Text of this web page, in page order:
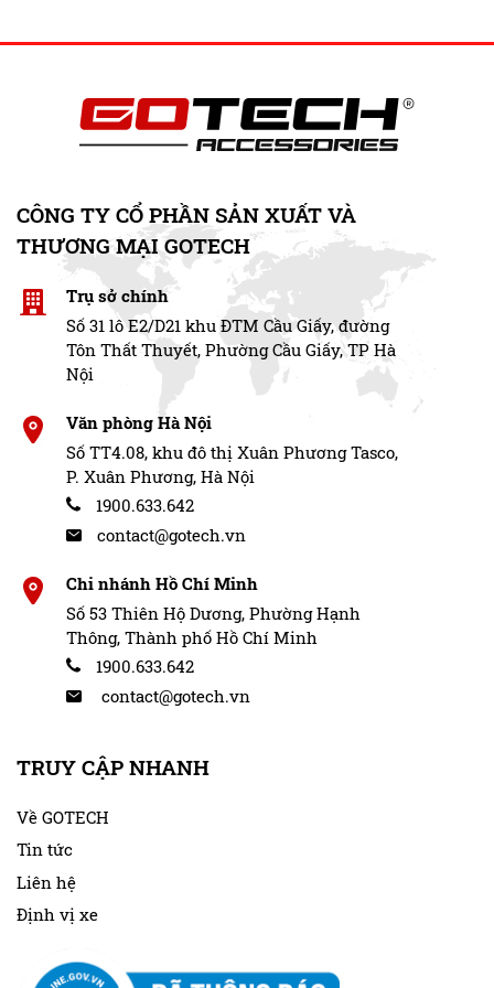
Công nghệ Night Vision duy trì khả năng
quan sát ban đêm
hoặc tại những khu vực thiếu sáng như kho bãi, công
trường và hầm xe. Camera 360 xe tải bus Gotech CT04
được tích hợp công nghệ Night Vision giúp cải thiện
khả năng thu sáng và duy trì độ rõ nét của hình ảnh
trong điều kiện ánh sáng yếu.
Bạn vẫn có thể theo dõi không gian xung quanh xe
một cách dễ dàng mà không phụ thuộc hoàn toàn vào
hệ thống đèn chiếu sáng của phương tiện.
CÔNG TY CỔ PHẦN SẢN XUẤT VÀ
THƯƠNG MẠI GOTECH
Trụ sở chính
Số 31 lô E2/D21 khu ĐTM Cầu Giấy, đường
Tôn Thất Thuyết, Phường Cầu Giấy, TP Hà
Nội
Văn phòng Hà Nội
Số TT4.08, khu đô thị Xuân Phương Tasco,
P. Xuân Phương, Hà Nội
1900.633.642
contact@gotech.vn
Chi nhánh Hồ Chí Minh
Số 53 Thiên Hộ Dương, Phường Hạnh
Thông, Thành phố Hồ Chí Minh
1900.633.642
contact@gotech.vn
TRUY CẬP NHANH
Về GOTECH
Tin tức
Liên hệ
Định vị xe